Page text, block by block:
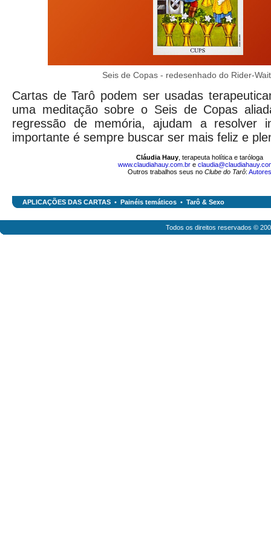
Seis de Copas - redesenhado do Rider-
Cartas de Tarô podem ser usadas
uma meditação sobre o Seis de Copas
regressão de memória, ajudam a resolver
importante é sempre buscar ser mais feliz e
Cláudia Hauy , terapeuta holítica e taróloga
www.claudiahauy.com.bre
Outros trabalhos seus no Clube do Tarô: Autores
APLICAÇÕES DAS CARTAS • Painéis temáticos • Tarô & Sexo
Todos os direitos reservados ©